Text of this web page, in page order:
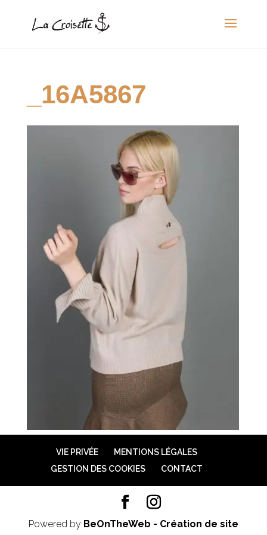
_16A5867
VIE PRIVÉE
MENTIONS LÉGALES
GESTION DES COOKIES
CONTACT
Powered by BeOnTheWeb - Création de site